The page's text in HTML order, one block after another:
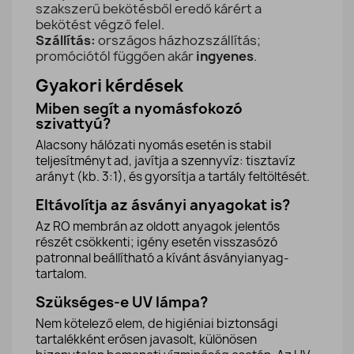
szakszerű bekötésből eredő kárért a
bekötést végző felel.
Szállítás: országos házhozszállítás;
promóciótól függően akáringyenes.
Gyakori kérdések
Miben segít a nyomásfokozó
szivattyú?
Alacsony hálózati nyomás esetén is stabil
teljesítményt ad, javítja a szennyvíz: tisztavíz
arányt (kb. 3:1), és gyorsítja a tartály feltöltését.
Eltávolítja az ásványi anyagokat is?
Az RO membrán az oldott anyagok jelentős
részét csökkenti; igény esetén visszasózó
patronnal beállítható a kívánt ásványianyag-
tartalom.
Szükséges-e UV lámpa?
Nem kötelező elem, de higiéniai biztonsági
tartalékként erősen javasolt, különösen